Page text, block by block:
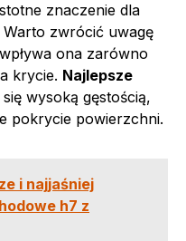
znaczenie dla
Warto zwrócić uwagę
ona zarówno
krycie. Najlepsze
wysoką gęstością,
pokrycie powierzchni.
i najjaśniej
h7 z